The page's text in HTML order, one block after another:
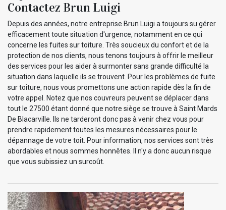
Contactez Brun Luigi
Depuis des années, notre entreprise Brun Luigi a toujours su gérer
efficacement toute situation d'urgence, notamment en ce qui
concerne les fuites sur toiture. Très soucieux du confort et de la
protection de nos clients, nous tenons toujours à offrir le meilleur
des services pour les aider à surmonter sans grande difficulté la
situation dans laquelle ils se trouvent. Pour les problèmes de fuite
sur toiture, nous vous promettons une action rapide dès la fin de
votre appel. Notez que nos couvreurs peuvent se déplacer dans
tout le 27500 étant donné que notre siège se trouve à Saint Mards
De Blacarville. Ils ne tarderont donc pas à venir chez vous pour
prendre rapidement toutes les mesures nécessaires pour le
dépannage de votre toit. Pour information, nos services sont très
abordables et nous sommes honnêtes. Il n'y a donc aucun risque
que vous subissiez un surcoût.